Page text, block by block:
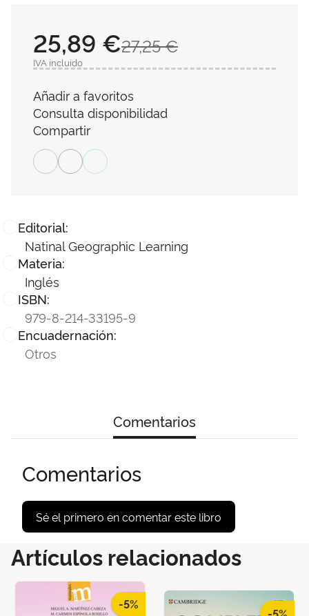
Editorial:
Natinal Geographic Learning
Materia:
Inglés
ISBN:
979-8-214-33195-9
Encuadernación:
Otros
27,25 €
25,89 €
IVA incluido
Añadir a favoritos
Consulta disponibilidad
Compartir
Comentarios
Comentarios
Sé el primero en comentar este libro
Artículos relacionados
-5%
-5%